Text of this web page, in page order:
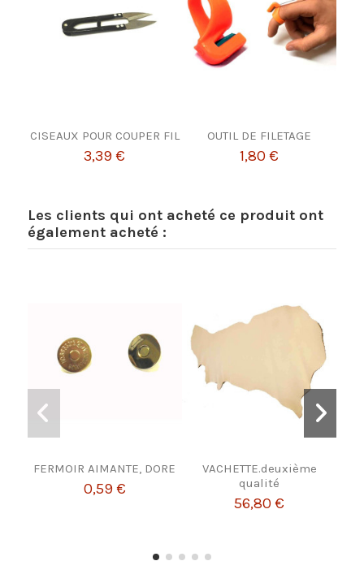
CISEAUX POUR COUPER FIL
3,39 €
OUTIL DE FILETAGE
1,80 €
Les clients qui ont acheté ce produit ont
également acheté :
FERMOIR AIMANTE, DORE
0,59 €
VACHETTE.deuxième
qualité
56,80 €